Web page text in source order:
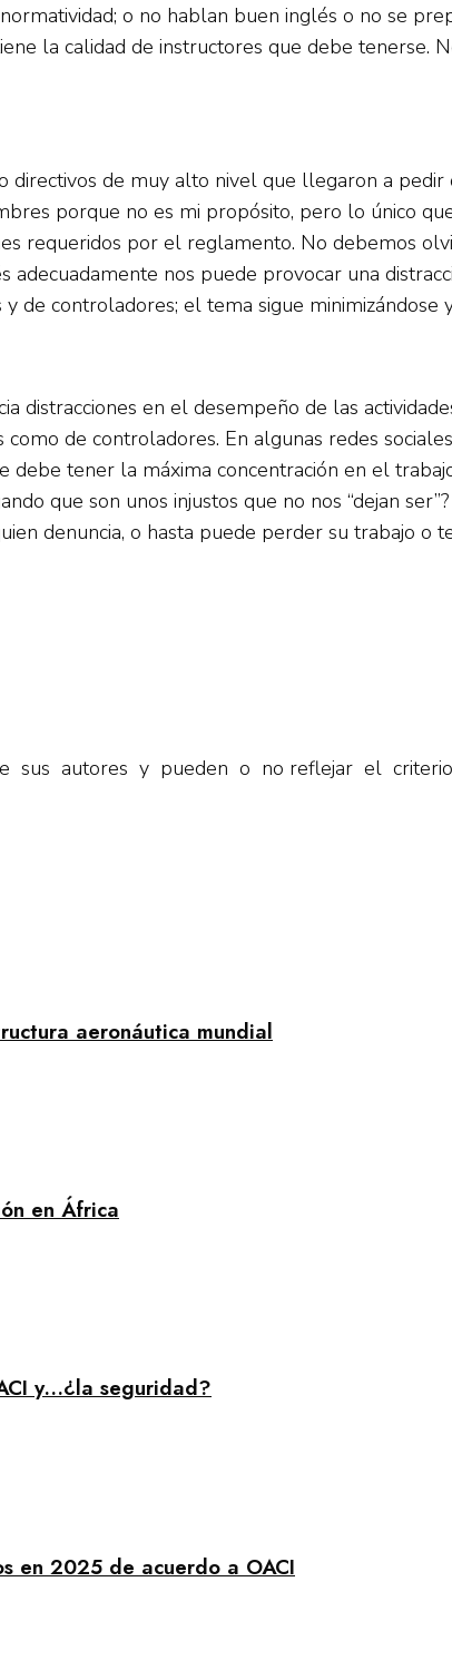
o no hablan buen inglés o no se
la calidad de instructores que debe tenerse.
directivos de muy alto nivel que llegaron a
porque no es mi propósito, pero lo único
requeridos por el reglamento. No debemos
nos puede provocar una
de controladores; el tema sigue minimizándose
distracciones en el desempeño de las
de controladores. En algunas redes
debe tener la máxima concentración en el
que son unos injustos que no nos “dejan
denuncia, o hasta puede perder su trabajo
sus autores y pueden o no reflejar el
aeronáutica mundial
en África
y…¿la seguridad?
en 2025 de acuerdo a OACI